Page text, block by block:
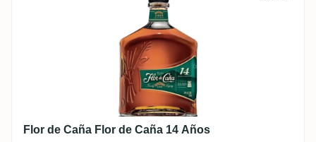
Flor de Caña Flor de Caña 14 Años